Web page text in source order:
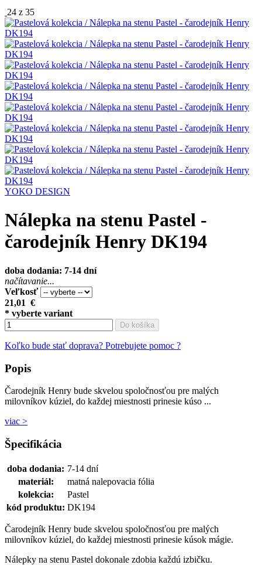
24 z 35
YOKO DESIGN
Nálepka na stenu Pastel -
čarodejník Henry DK194
doba dodania: 7-14 dní
načítavanie...
Veľkosť
21,01 €
* vyberte variant
Do košíka
Koľko bude stať doprava? Potrebujete pomoc ?
Popis
Čarodejník Henry bude skvelou spoločnosťou pre malých
milovníkov kúziel, do každej miestnosti prinesie kúso ...
viac >
Špecifikácia
doba dodania: 7-14 dní
materiál:
matná nalepovacia fólia
kolekcia:
Pastel
kód produktu: DK194
Čarodejník Henry bude skvelou spoločnosťou pre malých
milovníkov kúziel, do každej miestnosti prinesie kúsok mágie.
Nálepky na stenu Pastel dokonale zdobia každú izbičku.